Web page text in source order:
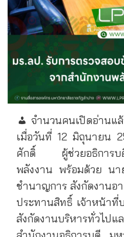
จำนวนคนเปิดอ่านแล้
เมื่อวันที่ 12 มิถุนายน
ศักดิ์ ผู้ช่วยอธิการบดี
พลังงาน พร้อมด้วย น
ชำนาญการ สังกัดงานอ
ประทานสิทธิ์ เจ้าหน้าที่
สังกัดงานบริหารทั่วไป